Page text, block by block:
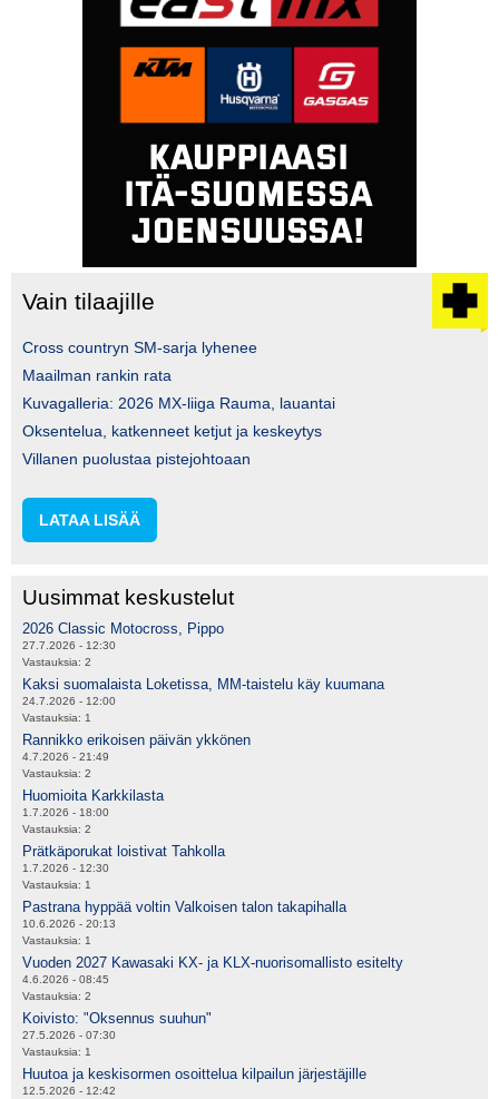
Vain tilaajille
Cross countryn SM-sarja lyhenee
Maailman rankin rata
Kuvagalleria: 2026 MX-liiga Rauma, lauantai
Oksentelua, katkenneet ketjut ja keskeytys
Villanen puolustaa pistejohtoaan
LATAA LISÄÄ
Uusimmat keskustelut
2026 Classic Motocross, Pippo
27.7.2026 - 12:30
Vastauksia: 2
Kaksi suomalaista Loketissa, MM-taistelu käy kuumana
24.7.2026 - 12:00
Vastauksia: 1
Rannikko erikoisen päivän ykkönen
4.7.2026 - 21:49
Vastauksia: 2
Huomioita Karkkilasta
1.7.2026 - 18:00
Vastauksia: 2
Prätkäporukat loistivat Tahkolla
1.7.2026 - 12:30
Vastauksia: 1
Pastrana hyppää voltin Valkoisen talon takapihalla
10.6.2026 - 20:13
Vastauksia: 1
Vuoden 2027 Kawasaki KX- ja KLX-nuorisomallisto esitelty
4.6.2026 - 08:45
Vastauksia: 2
Koivisto: "Oksennus suuhun"
27.5.2026 - 07:30
Vastauksia: 1
Huutoa ja keskisormen osoittelua kilpailun järjestäjille
12.5.2026 - 12:42